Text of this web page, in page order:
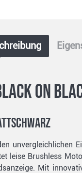
on
unvergleichlichen
leise Brushless
Mit